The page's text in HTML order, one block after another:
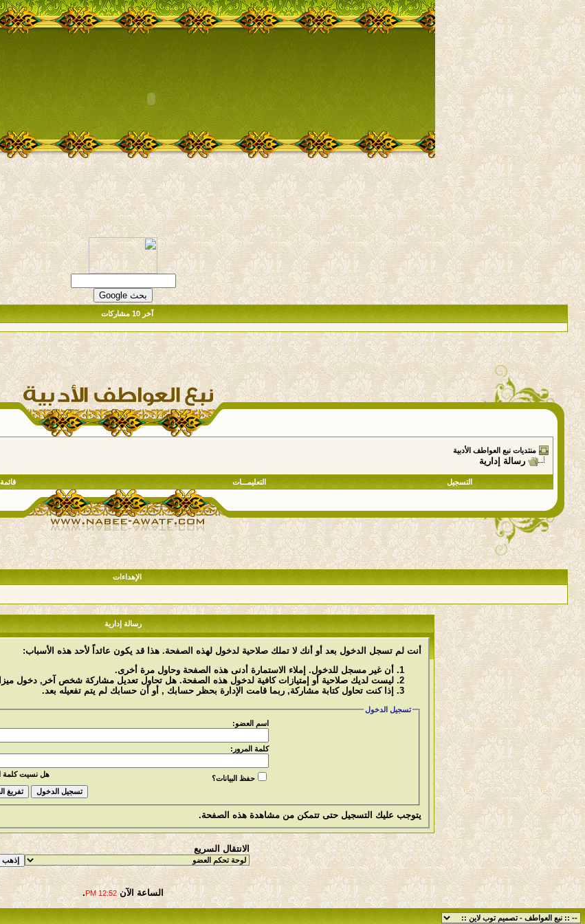
آخر 10 مشاركات
منتديات نبع العواطف الأدبية
رسالة إدارية
التسجيل التعليمـــات
الإهداءات
رسالة إدارية
أنت لم تسجل الدخول بعد أو أنك لا تملك صلاحية لدخول لهذه الصفحة. هذا قد يكون عائداً لأحد هذه الأسباب:
أن غير مسجل للدخول. إملاء الاستمارة أدنى هذه الصفحة وحاول مرة أخرى.
ليست لديك صلاحية أو إمتيازات كافية لدخول هذه الصفحة. هل تحاول تعديل مشاركة شخص آخر, دخول
إذا كنت تحاول كتابة مشاركة, ربما قامت الإدارة بحظر حسابك , أو أن حسابك لم يتم تفعيله بعد.
تسجيل الدخول
اسم العضو:
كلمة المرور:
هل نسيت كلمة حفظ البيانات؟
يتوجب عليك التسجيل حتى تتمكن من مشاهدة هذه الصفحة.
الانتقال السريع
الساعة الآن12:52 PM
.